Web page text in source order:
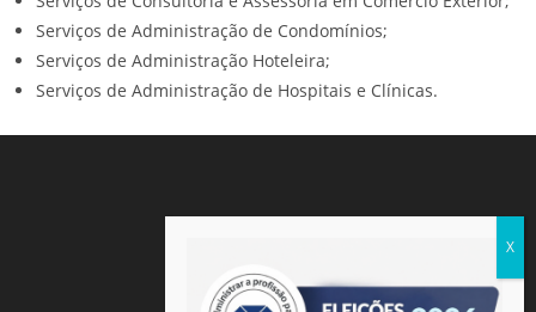
Serviços de Administração de Condomínios;
Serviços de Administração Hoteleira;
Serviços de Administração de Hospitais e Clínicas.